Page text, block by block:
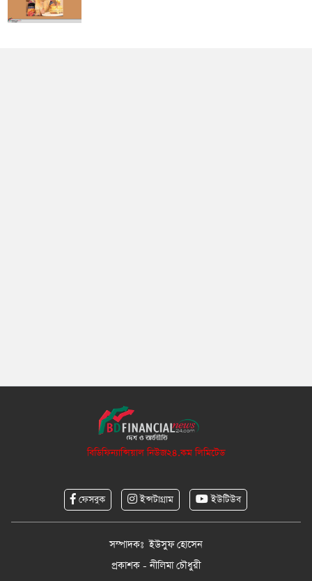
বিডিফিন্যান্সিয়াল নিউজ২৪.কম লিমিটেড
ফেসবুক ইন্সটাগ্রাম ইউটিউব
সম্পাদকঃ ইউসুফ হোসেন
প্রকাশক - নীলিমা চৌধুরী